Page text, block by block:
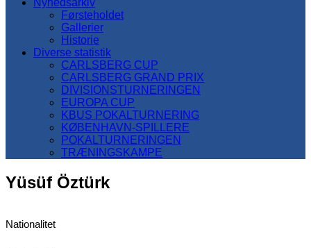
Førsteholdet
Gallerier
Historie
Diverse statistik
CARLSBERG CUP
CARLSBERG GRAND PRIX
DIVISIONSTURNERINGEN
EUROPA CUP
KBUS POKALTURNERING
KØBENHAVN-SPILLERE
POKALTURNERINGEN
TRÆNINGSKAMPE
Yüsüf Öztürk
Nationalitet